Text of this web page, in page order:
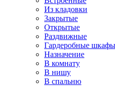
Из кладовки
Закрытые
Открытые
Раздвижные
Гардеробные шкафы
Назначение
В комнату
В нишу
В спальню